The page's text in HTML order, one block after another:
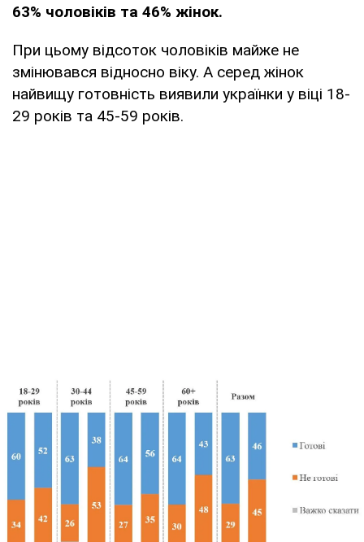
63% чоловіків та 46% жінок.
При цьому відсоток чоловіків майже не
змінювався відносно віку. А серед жінок
найвищу готовність виявили українки у віці 18-
29 років та 45-59 років.